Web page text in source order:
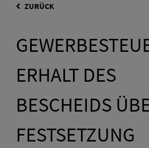
ZURÜCK
ERHALT DES
BESCHEIDS
FESTSETZUNG